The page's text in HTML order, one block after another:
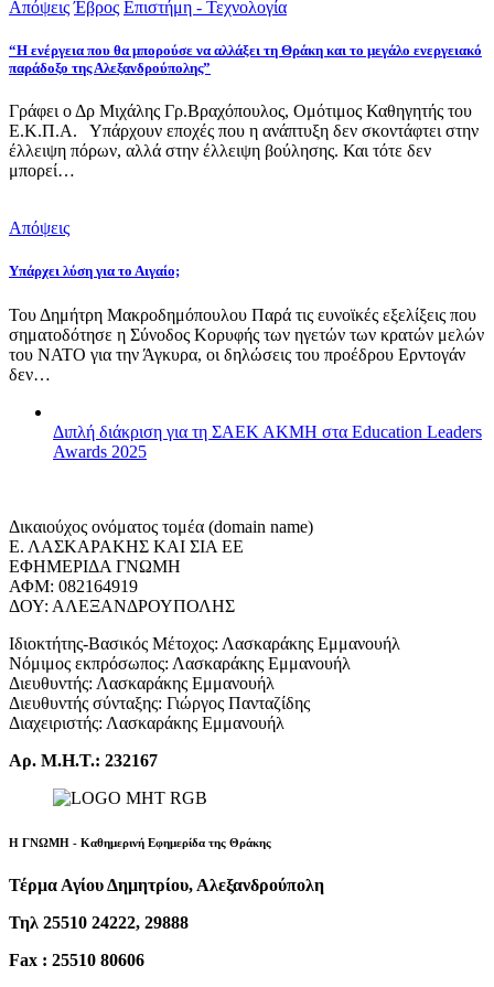
Απόψεις Έβρος Επιστήμη - Τεχνολογία
“Η ενέργεια που θα μπορούσε να αλλάξει τη Θράκη και το μεγάλο ενεργειακό
παράδοξο της Αλεξανδρούπολης”
Γράφει ο Δρ Μιχάλης Γρ.Βραχόπουλος, Ομότιμος Καθηγητής του
Ε.Κ.Π.Α. Υπάρχουν εποχές που η ανάπτυξη δεν σκοντάφτει στην
έλλειψη πόρων, αλλά στην έλλειψη βούλησης. Και τότε δεν
μπορεί…
Απόψεις
Υπάρχει λύση για το Αιγαίο;
Του Δημήτρη Μακροδημόπουλου Παρά τις ευνοϊκές εξελίξεις που
σηματοδότησε η Σύνοδος Κορυφής των ηγετών των κρατών μελών
του ΝΑΤΟ για την Άγκυρα, οι δηλώσεις του προέδρου Ερντογάν
δεν…
Διπλή διάκριση για τη ΣΑΕΚ ΑΚΜΗ στα Education Leaders
Awards 2025
Δικαιούχος ονόματος τομέα (domain name)
Ε. ΛΑΣΚΑΡΑΚΗΣ ΚΑΙ ΣΙΑ ΕΕ
ΕΦΗΜΕΡΙΔΑ ΓΝΩΜΗ
ΑΦΜ: 082164919
ΔΟΥ: ΑΛΕΞΑΝΔΡΟΥΠΟΛΗΣ
Ιδιοκτήτης-Βασικός Μέτοχος: Λασκαράκης Εμμανουήλ
Νόμιμος εκπρόσωπος: Λασκαράκης Εμμανουήλ
Διευθυντής: Λασκαράκης Εμμανουήλ
Διευθυντής σύνταξης: Γιώργος Πανταζίδης
Διαχειριστής: Λασκαράκης Εμμανουήλ
Αρ. Μ.Η.Τ.: 232167
Η ΓΝΩΜΗ - Καθημερινή Εφημερίδα της Θράκης
Τέρμα Αγίου Δημητρίου, Αλεξανδρούπολη
Τηλ 25510 24222, 29888
Fax : 25510 80606